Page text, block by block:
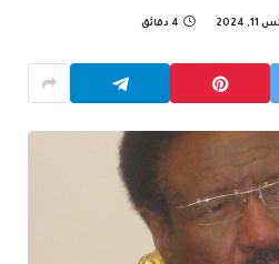
2024 4 دقائق